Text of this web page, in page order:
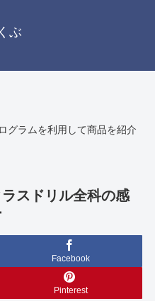
ぶ
グラムを利用して商品を紹介
ラスドリル全科の感
Facebook
Pinterest